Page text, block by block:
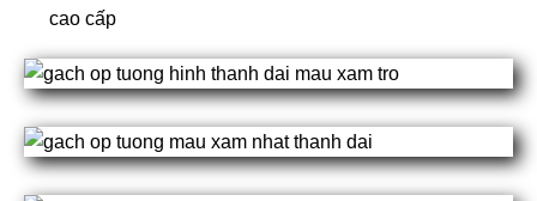
cao cấp